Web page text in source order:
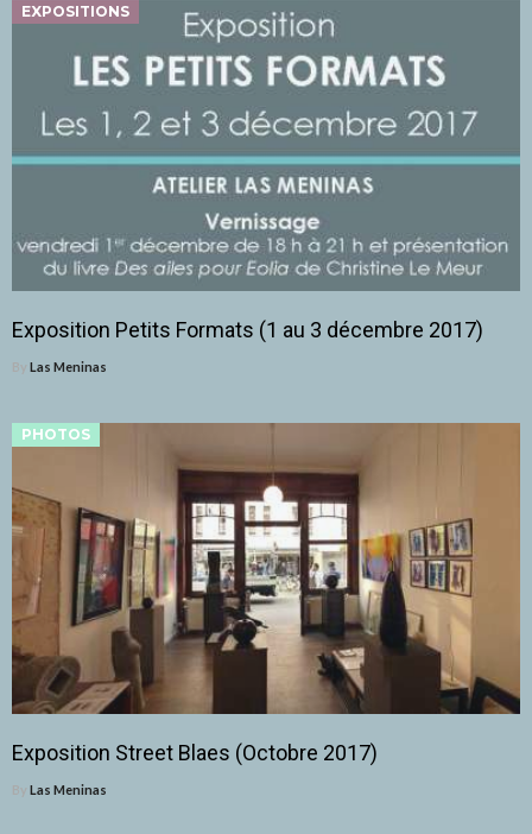
EXPOSITIONS
Exposition Petits Formats (1 au 3 décembre 2017)
By Las Meninas
PHOTOS
Exposition Street Blaes (Octobre 2017)
By Las Meninas